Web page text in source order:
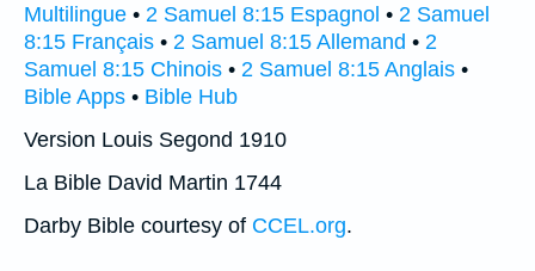
Multilingue • 2 Samuel 8:15 Espagnol • 2 Samuel
8:15 Français • 2 Samuel 8:15 Allemand • 2
Samuel 8:15 Chinois • 2 Samuel 8:15 Anglais •
Bible Apps • Bible Hub
Version Louis Segond 1910
La Bible David Martin 1744
Darby Bible courtesy of CCEL.org.